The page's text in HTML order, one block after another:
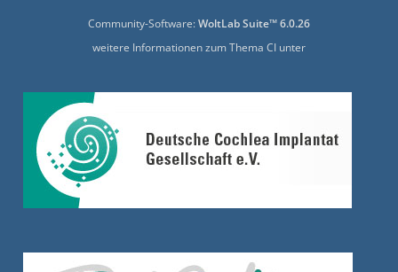
Community-Software:WoltLab Suite™ 6.0.26
weitere Informationen zum Thema CI unter